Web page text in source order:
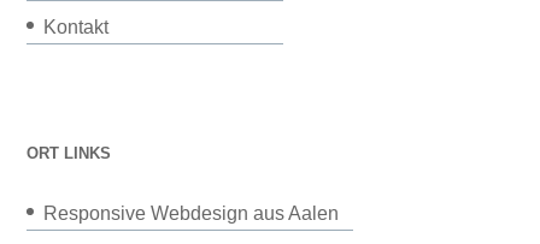
Kontakt
ORT LINKS
Responsive Webdesign aus Aalen